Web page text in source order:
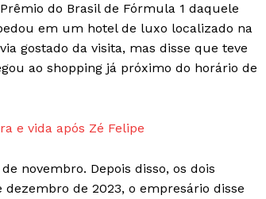
do Brasil de Fórmula 1 daquele
em um hotel de luxo localizado na
gostado da visita, mas disse que teve
ao shopping já próximo do horário de
e vida após Zé Felipe
novembro. Depois disso, os dois
de 2023, o empresário disse